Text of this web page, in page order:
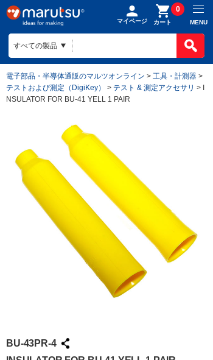
マイページ カート
0
MENU
電子部品・半導体通販のマルツオンライン > 工具・計測器 >
テストおよび測定（DigiKey）
> テスト & 測定アクセサリ > I
NSULATOR FOR BU-41 YELL 1 PAIR
BU-43PR-4